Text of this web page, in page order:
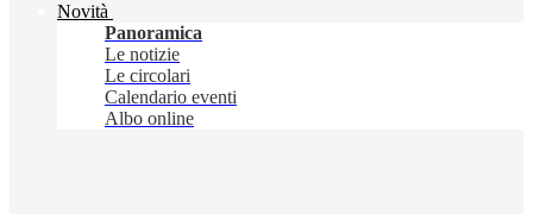
Novità
Panoramica
Le notizie
Le circolari
Calendario eventi
Albo online